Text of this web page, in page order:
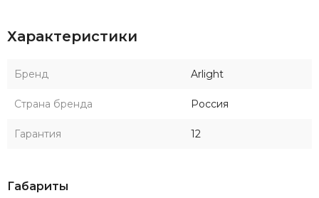
Характеристики
Бренд Arlight
Страна бренда Россия
Гарантия 12
Габариты